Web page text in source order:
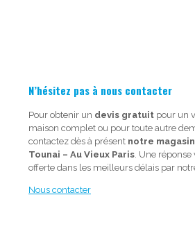
N’hésitez pas à nous contacter
Pour obtenir un devis gratuit pour un
maison complet ou pour toute autre
contactez dès à présent notre
Tounai – Au Vieux Paris. Une réponse
offerte dans les meilleurs délais par
Nous contacter